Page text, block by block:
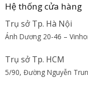
Hệ thống cửa hàng
Trụ sở Tp. Hà Nội
Ánh Dương 20-46 –
Trụ sở Tp. HCM
5/90, Đường Nguyễn